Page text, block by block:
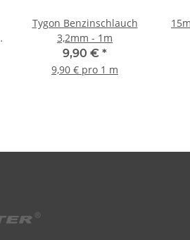
Tygon Benzinschlauch
3,2mm - 1m
9,90 € *
9,90 € pro 1 m